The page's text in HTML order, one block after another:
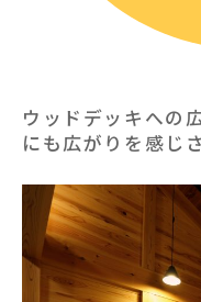
ウッドデッキへの
にも広がりを感じ